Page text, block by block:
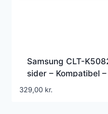
Samsung CLT-
sider – Kompatibel
329,00 kr.